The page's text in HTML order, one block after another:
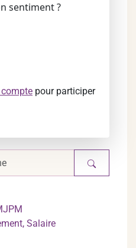
sentiment ?
compte pour participer
Salaire